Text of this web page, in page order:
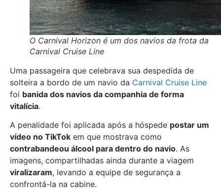
O Carnival Horizon é um dos navios da frota da
Carnival Cruise Line
Uma passageira que celebrava sua despedida de
solteira a bordo de um navio da Carnival Cruise Line
foi banida dos navios da companhia de forma
vitalícia.
A penalidade foi aplicada após a hóspede postar um
vídeo no TikTok em que mostrava como
contrabandeou álcool para dentro do navio. As
imagens, compartilhadas ainda durante a viagem
viralizaram, levando a equipe de segurança a
confrontá-la na cabine.